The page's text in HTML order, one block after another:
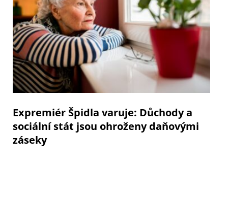
Expremiér Špidla varuje: Důchody a
sociální stát jsou ohroženy daňovými
záseky